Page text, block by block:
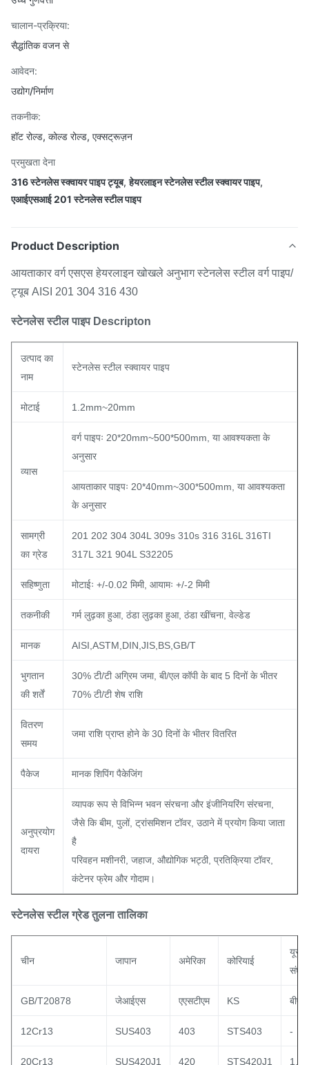
चालान-प्रक्रिया:
सैद्धांतिक वजन से
आवेदन:
उद्योग/निर्माण
तकनीक:
हॉट रोल्ड, कोल्ड रोल्ड, एक्सट्रूज़न
प्रमुखता देना
316 स्टेनलेस स्क्वायर पाइप ट्यूब,हेयरलाइन स्टेनलेस स्टील स्क्वायर पाइप,
एआईएसआई 201 स्टेनलेस स्टील पाइप
Product Description
आयताकार वर्ग एसएस हेयरलाइन खोखले अनुभाग स्टेनलेस स्टील वर्ग पाइप/
ट्यूब AISI 201 304 316 430
स्टेनलेस स्टील पाइप Descripton
उत्पाद का
नाम
स्टेनलेस स्टील स्क्वायर पाइप
मोटाई 1.2mm~20mm
व्यास
वर्ग पाइपः 20*20mm~500*500mm, या आवश्यकता के
अनुसार
आयताकार पाइपः 20*40mm~300*500mm, या आवश्यकता
के अनुसार
सामग्री
का ग्रेड
201 202 304 304L 309s 310s 316 316L 316TI
317L 321 904L S32205
सहिष्णुता मोटाईः +/-0.02 मिमी, आयामः +/-2 मिमी
तकनीकी गर्म लुढ़का हुआ, ठंडा लुढ़का हुआ, ठंडा खींचना, वेल्डेड
मानक AISI,ASTM,DIN,JIS,BS,GB/T
भुगतान
की शर्तें
30% टी/टी अग्रिम जमा, बी/एल कॉपी के बाद 5 दिनों के भीतर
70% टी/टी शेष राशि
वितरण
समय
जमा राशि प्राप्त होने के 30 दिनों के भीतर वितरित
पैकेज मानक शिपिंग पैकेजिंग
अनुप्रयोग
दायरा
व्यापक रूप से विभिन्न भवन संरचना और इंजीनियरिंग संरचना,
जैसे कि बीम, पुलों, ट्रांसमिशन टॉवर, उठाने में प्रयोग किया जाता
है
परिवहन मशीनरी, जहाज, औद्योगिक भट्ठी, प्रतिक्रिया टॉवर,
कंटेनर फ्रेम और गोदाम।
स्टेनलेस स्टील ग्रेड तुलना तालिका
चीन जापान अमेरिका कोरियाई
संघ
GB/T20878 जेआईएस एएसटीएम KS
12Cr13 SUS403 403 STS403 -
20Cr13 SUS420J1 420 STS420J1